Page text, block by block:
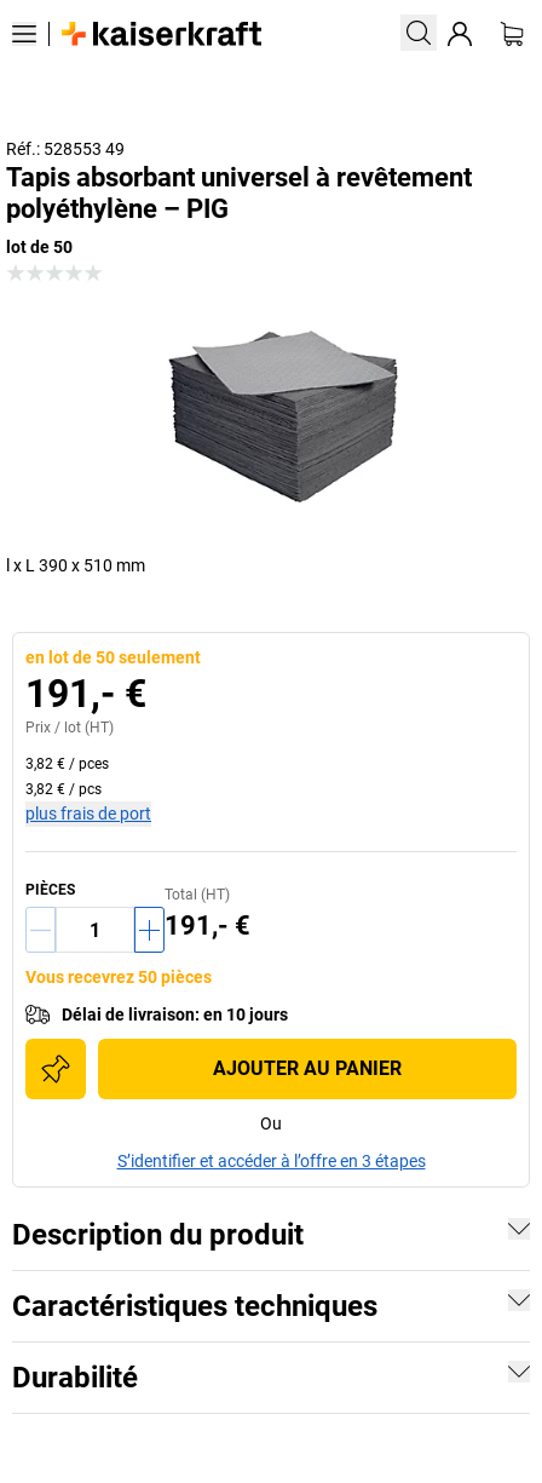
Réf.: 528553 49
Tapis absorbant universel à revêtement
polyéthylène – PIG
lot de 50
l x L 390 x 510 mm
en lot de 50 seulement
191,- €
Prix / lot (HT)
3,82 € / pces
3,82 € / pcs
plus frais de port
PIÈCES Total (HT)
191,- €
Vous recevrez 50 pièces
Délai de livraison: en 10 jours
AJOUTER AU PANIER
Ou
S’identifier et accéder à l’offre en 3 étapes
Description du produit
Caractéristiques techniques
Durabilité